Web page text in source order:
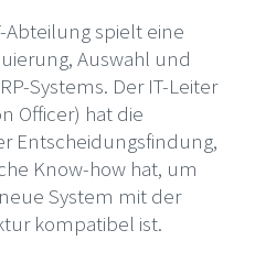
Abteilung spielt eine
Auswahl und
Systems. Der IT-Leiter
Officer) hat die
Entscheidungsfindung,
Know-how hat, um
System mit der
kompatibel ist.